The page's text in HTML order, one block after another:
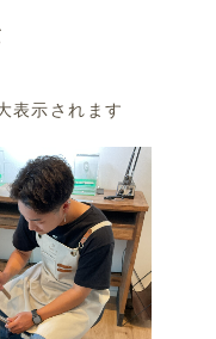
表示されます